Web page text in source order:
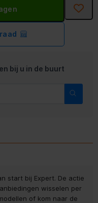
bij u in de buurt
start bij Expert. De actie
wisselen per
of kom naar de